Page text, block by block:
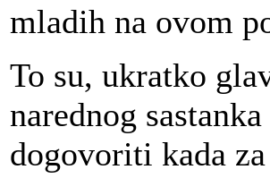
mladih na ovom
To su, ukratko
narednog
dogovoriti kada